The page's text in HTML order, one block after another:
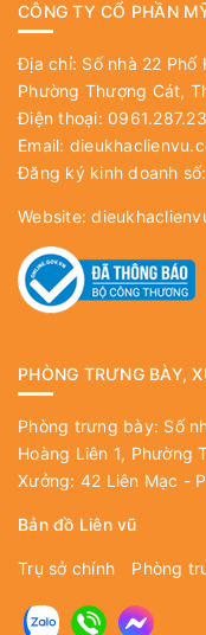
CÔNG TY CỔ PHẦN
Địa chỉ: Số nhà 22 Phố
Phường Thượng Cát,
Điện thoại:
Email:
Đăng ký kinh doanh
Website:
PHÒNG TRƯNG BÀY,
Phòng trưng bày: Số
Hoàng Liên 1, Phường
Xưởng: 42 Liên Mạc -
Bản đồ Liên vũ
Trụ sở chính Phòng